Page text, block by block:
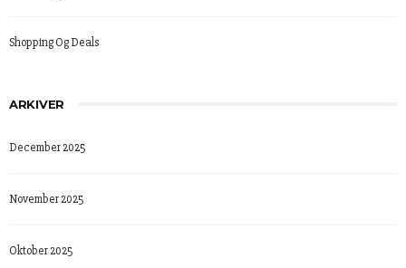
Shopping Og Deals
ARKIVER
December 2025
November 2025
Oktober 2025